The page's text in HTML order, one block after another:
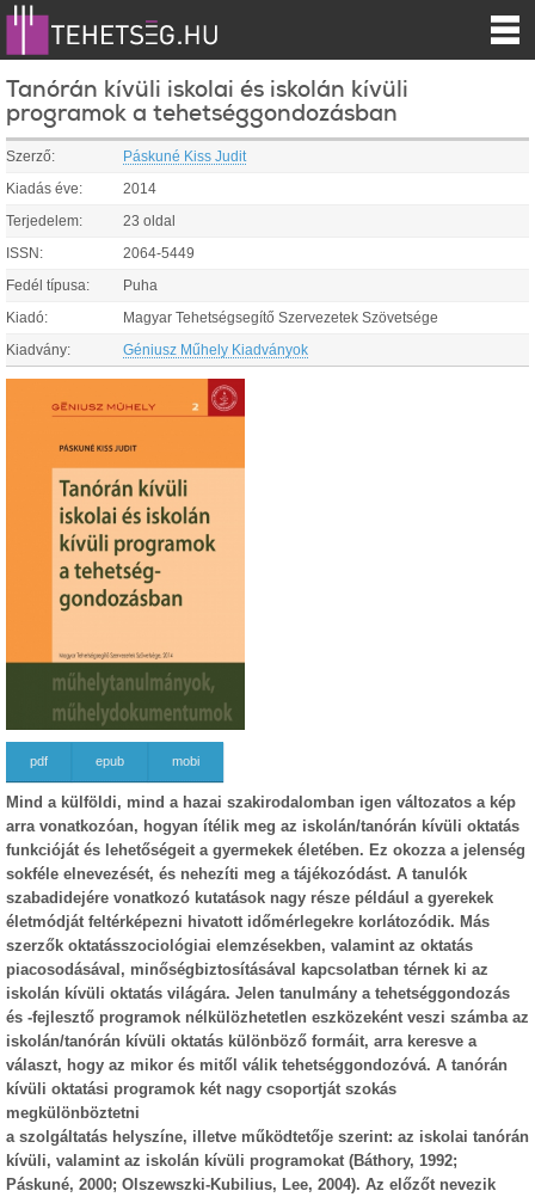
Tanórán kívüli iskolai és iskolán kívüli
programok a tehetséggondozásban
Szerző: Páskuné Kiss Judit
Kiadás éve: 2014
Terjedelem: 23 oldal
ISSN: 2064-5449
Fedél típusa: Puha
Kiadó: Magyar Tehetségsegítő Szervezetek Szövetsége
Kiadvány: Géniusz Műhely Kiadványok
pdf epub mobi
Mind a külföldi, mind a hazai szakirodalomban igen változatos a kép
arra vonatkozóan, hogyan ítélik meg az iskolán/tanórán kívüli oktatás
funkcióját és lehetőségeit a gyermekek életében. Ez okozza a jelenség
sokféle elnevezését, és nehezíti meg a tájékozódást. A tanulók
szabadidejére vonatkozó kutatások nagy része például a gyerekek
életmódját feltérképezni hivatott időmérlegekre korlátozódik. Más
szerzők oktatásszociológiai elemzésekben, valamint az oktatás
piacosodásával, minőségbiztosításával kapcsolatban térnek ki az
iskolán kívüli oktatás világára. Jelen tanulmány a tehetséggondozás
és -fejlesztő programok nélkülözhetetlen eszközeként veszi számba az
iskolán/tanórán kívüli oktatás különböző formáit, arra keresve a
választ, hogy az mikor és mitől válik tehetséggondozóvá. A tanórán
kívüli oktatási programok két nagy csoportját szokás
megkülönböztetni
a szolgáltatás helyszíne, illetve működtetője szerint: az iskolai tanórán
kívüli, valamint az iskolán kívüli programokat (Báthory, 1992;
Páskuné, 2000; Olszewszki-Kubilius, Lee, 2004). Az előzőt nevezik